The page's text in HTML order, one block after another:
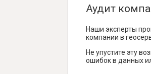
Аудит
Наши эксперты
компании в
Не упустите эту
ошибок в данных